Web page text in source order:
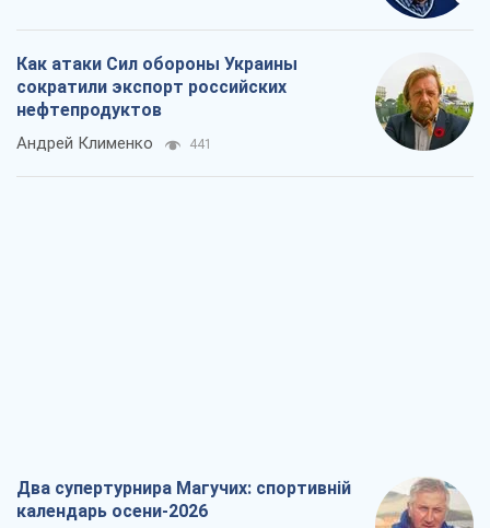
Как атаки Сил обороны Украины
сократили экспорт российских
нефтепродуктов
Андрей Клименко 441
Два супертурнира Магучих: спортивній
календарь осени-2026